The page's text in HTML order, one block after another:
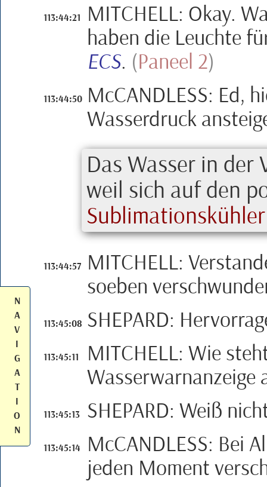
N
A
V
I
G
A
T
I
O
N
113:44:21 MITCHELL: Okay.
haben die Leuchte
ECS. (Paneel 2)
113:44:50 McCANDLESS: Ed,
Wasserdruck
Das Wasser in der
weil sich auf den
Sublimationskühler
113:44:57 MITCHELL:
soeben
113:45:08 SHEPARD:
113:45:11 MITCHELL: Wie
Wasserwarnanzeige
113:45:13 SHEPARD: Weiß
113:45:14 McCANDLESS: Bei Al
jeden Moment